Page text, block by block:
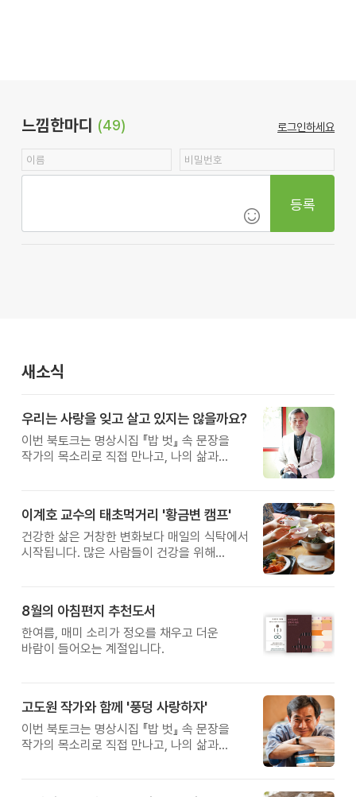
느낌한마디 (49) 로그인하세요
등록
새소식
우리는 사랑을 잊고 살고 있지는 않을까요?
이번 북토크는 명상시집 『밥 벗』 속 문장을
작가의 목소리로 직접 만나고, 나의 삶과
위한 시간을 선물해 보세요.
이계호 교수의 태초먹거리 '황금변 캠프'
건강한 삶은 거창한 변화보다 매일의 식탁에서
시작됩니다. 많은 사람들이 건강을 위해
받은 이계호 교수와 함께하는 태초먹거리
황금변 캠프
8월의 아침편지 추천도서
한여름, 매미 소리가 정오를 채우고 더운
바람이 들어오는 계절입니다.
고도원 작가와 함께 '풍덩 사랑하자'
이번 북토크는 명상시집 『밥 벗』 속 문장을
작가의 목소리로 직접 만나고, 나의 삶과